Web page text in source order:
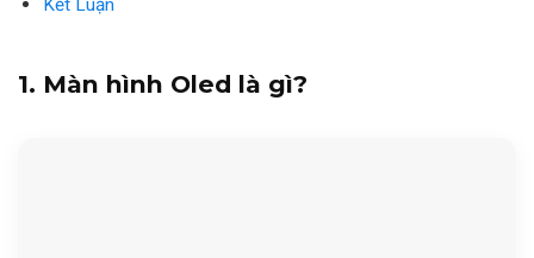
Kết Luận
1. Màn hình Oled là gì?